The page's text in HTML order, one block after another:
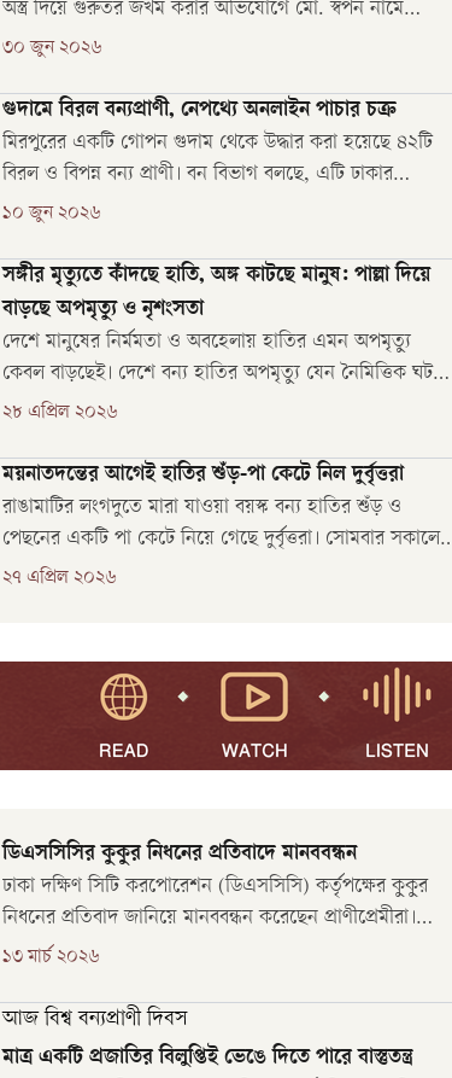
অস্ত্র দিয়ে গুরুতর জখম করার অভিযোগে মো. স্বপন নামে
একজনকে গ্রেপ্তার করেছে পুলিশ। গতকাল সোমবার (২৯ জুন)
গ্রেপ্তার করা হয়। বগুড়া সদর থানার ওসি ইব্রাহিম আলী এ তথ্য
জানান।
৩০ জুন ২০২৬
গুদামে বিরল বন্যপ্রাণী, নেপথ্যে অনলাইন পাচার চক্র
মিরপুরের একটি গোপন গুদাম থেকে উদ্ধার করা হয়েছে ৪২টি
বিরল ও বিপন্ন বন্য প্রাণী। বন বিভাগ বলছে, এটি ঢাকার
ইতিহাসে বন্য প্রাণী উদ্ধারের অন্যতম বড় ঘটনা।
১০ জুন ২০২৬
সঙ্গীর মৃত্যুতে কাঁদছে হাতি, অঙ্গ কাটছে মানুষ: পাল্লা দিয়ে
বাড়ছে অপমৃত্যু ও নৃশংসতা
দেশে মানুষের নির্মমতা ও অবহেলায় হাতির এমন অপমৃত্যু
কেবল বাড়ছেই। দেশে বন্য হাতির অপমৃত্যু যেন নৈমিত্তিক ঘটনা
হয়ে দাঁড়িয়েছে। প্রতিশোধমূলক হত্যা, বিদ্যুৎস্পৃষ্ট হওয়া,
হচ্ছে।
২৮ এপ্রিল ২০২৬
ময়নাতদন্তের আগেই হাতির শুঁড়-পা কেটে নিল দুর্বৃত্তরা
রাঙামাটির লংগদুতে মারা যাওয়া বয়স্ক বন্য হাতির শুঁড় ও
পেছনের একটি পা কেটে নিয়ে গেছে দুর্বৃত্তরা। সোমবার সকালে
এই দৃশ্য বনবিভাগের প্রহরী ও স্থানীয়দের চোখে পড়ে। এদিকে
২৭ এপ্রিল ২০২৬
ডিএসসিসির কুকুর নিধনের প্রতিবাদে মানববন্ধন
ঢাকা দক্ষিণ সিটি করপোরেশন (ডিএসসিসি) কর্তৃপক্ষের কুকুর
নিধনের প্রতিবাদ জানিয়ে মানববন্ধন করেছেন প্রাণীপ্রেমীরা।
শুক্রবার (১৩ মার্চ) ‘বিবেকবান নাগরিকবৃন্দ’–এর ব্যানারে জাতীয়
কর্মী ও প্রাণীপ্রেমীরা অংশ নেন।
১৩ মার্চ ২০২৬
আজ বিশ্ব বন্যপ্রাণী দিবস
মাত্র একটি প্রজাতির বিলুপ্তিই ভেঙে দিতে পারে বাস্তুতন্ত্র